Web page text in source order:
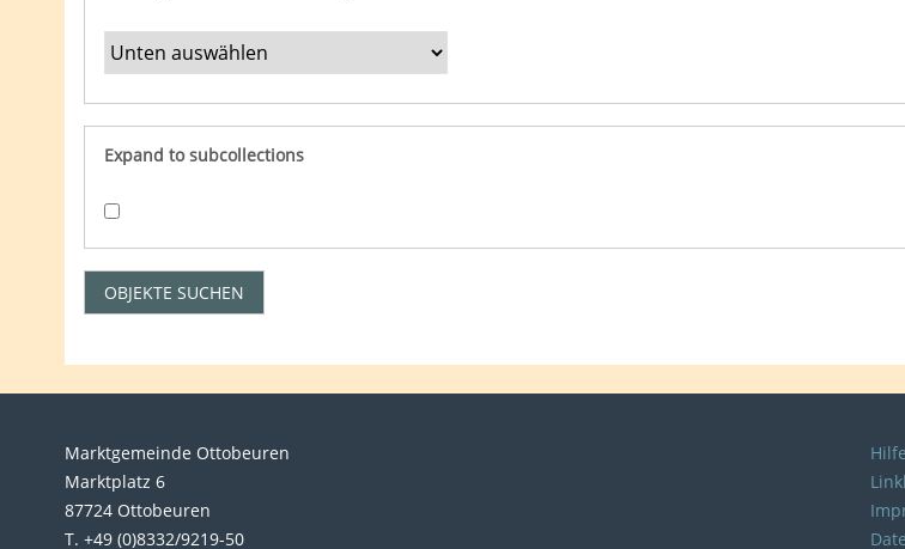
Expand to subcollections
Marktgemeinde Ottobeuren
Marktplatz 6
87724 Ottobeuren
T. +49 (0)8332/9219-50